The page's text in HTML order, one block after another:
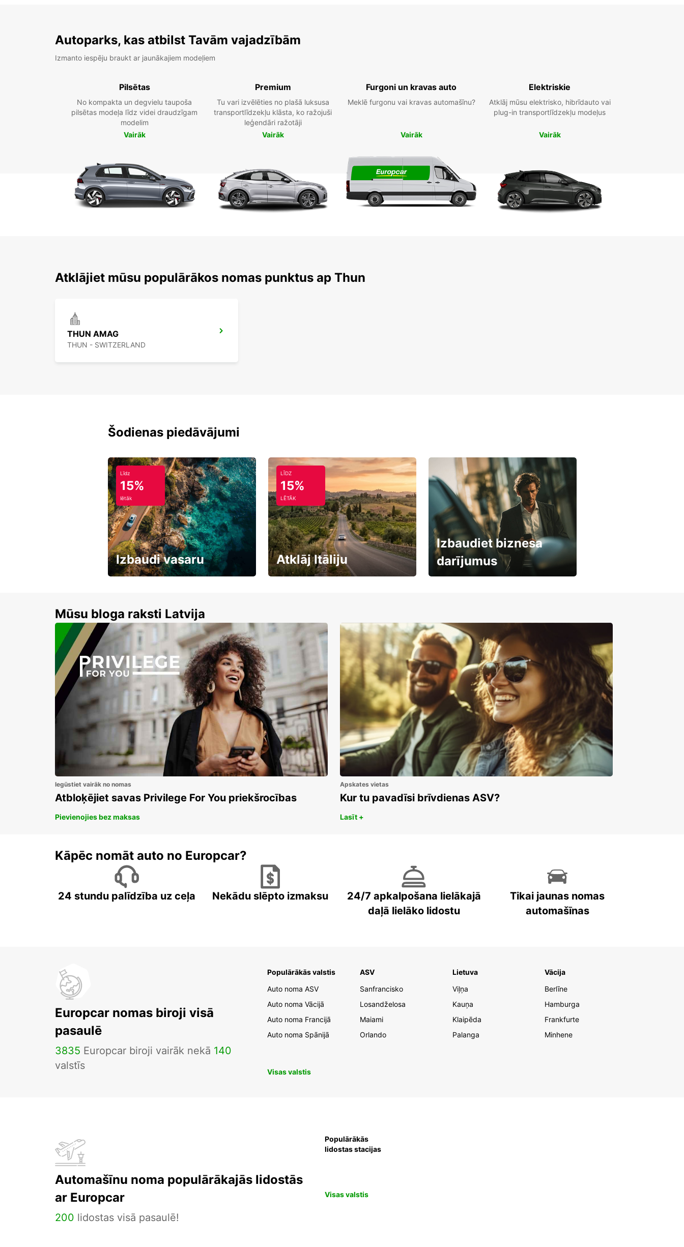
Autoparks, kas atbilst Tavām vajadzībām
Izmanto iespēju braukt ar jaunākajiem modeļiem
Pilsētas
No kompakta un degvielu taupoša
pilsētas modeļa līdz videi draudzīgam
modelim
Vairāk
Premium
Tu vari izvēlēties no plašā luksusa
transportlīdzekļu klāsta, ko ražojuši
leģendāri ražotāji
Vairāk
Furgoni un kravas auto
Meklē furgonu vai kravas automašīnu?
Vairāk
Elektriskie
Atklāj mūsu elektrisko, hibrīdauto vai
plug-in transportlīdzekļu modeļus
Vairāk
Atklājiet mūsu populārākos nomas punktus ap Thun
THUN AMAG
THUN - SWITZERLAND
Šodienas piedāvājumi
Līdz
15%
lētāk
Izbaudi vasaru
LĪDZ
15%
LĒTĀK
Atklāj Itāliju
Izbaudiet biznesa
darījumus
Mūsu bloga raksti Latvija
Iegūstiet vairāk no nomas
Atbloķējiet savas Privilege For You priekšrocības
Pievienojies bez maksas
Apskates vietas
Kur tu pavadīsi brīvdienas ASV?
Lasīt +
Kāpēc nomāt auto no Europcar?
24 stundu palīdzība uz ceļa Nekādu slēpto izmaksu
24/7 apkalpošana lielākajā
daļā lielāko lidostu
Tikai jaunas nomas
automašīnas
Europcar nomas biroji visā
pasaulē
3835 Europcar biroji vairāk nekā 140
valstīs
Populārākās valstis
Auto noma ASV
Auto noma Vācijā
Auto noma Francijā
Auto noma Spānijā
ASV
Sanfrancisko
Losandželosa
Maiami
Orlando
Lietuva
Viļņa
Kauņa
Klaipēda
Palanga
Vācija
Berlīne
Hamburga
Frankfurte
Minhene
Visas valstis
Automašīnu noma populārākajās lidostās
ar Europcar
200 lidostas visā pasaulē!
Populārākās
lidostas stacijas
Visas valstis